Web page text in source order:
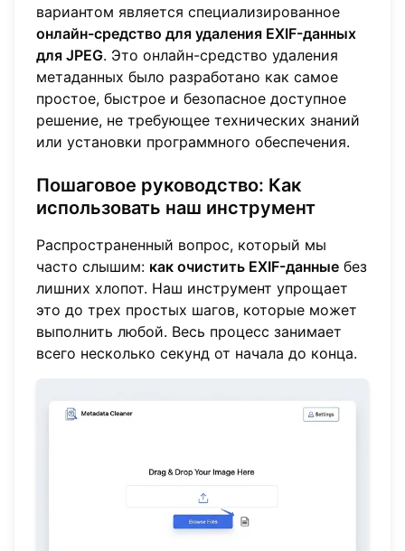
вариантом является специализированное
онлайн-средство для удаления EXIF-данных
для JPEG. Это онлайн-средство удаления
метаданных было разработано как самое
простое, быстрое и безопасное доступное
решение, не требующее технических знаний
или установки программного обеспечения.
Пошаговое руководство: Как
использовать наш инструмент
Распространенный вопрос, который мы
часто слышим: как очистить EXIF-данные без
лишних хлопот. Наш инструмент упрощает
это до трех простых шагов, которые может
выполнить любой. Весь процесс занимает
всего несколько секунд от начала до конца.